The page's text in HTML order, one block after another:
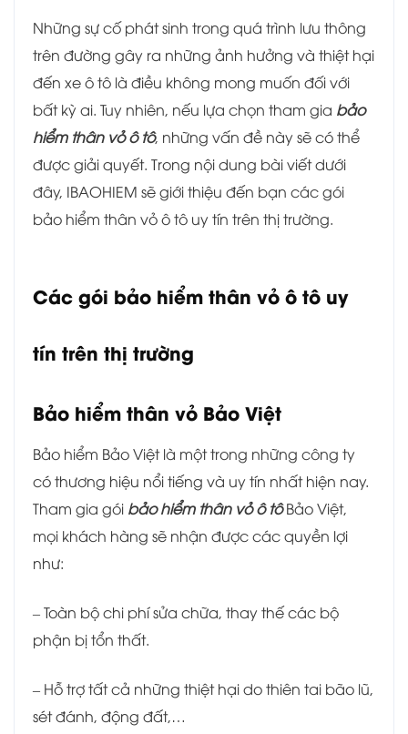
Những sự cố phát sinh trong quá trình lưu thông
trên đường gây ra những ảnh hưởng và thiệt hại
đến xe ô tô là điều không mong muốn đối với
bất kỳ ai. Tuy nhiên, nếu lựa chọn tham gia bảo
hiểm thân vỏ ô tô, những vấn đề này sẽ có thể
được giải quyết. Trong nội dung bài viết dưới
đây, IBAOHIEM sẽ giới thiệu đến bạn các gói
bảo hiểm thân vỏ ô tô uy tín trên thị trường.
Các gói bảo hiểm thân vỏ ô tô uy
tín trên thị trường
Bảo hiểm thân vỏ Bảo Việt
Bảo hiểm Bảo Việt là một trong những công ty
có thương hiệu nổi tiếng và uy tín nhất hiện nay.
Tham gia gói bảo hiểm thân vỏ ô tôBảo Việt,
mọi khách hàng sẽ nhận được các quyền lợi
như:
– Toàn bộ chi phí sửa chữa, thay thế các bộ
phận bị tổn thất.
– Hỗ trợ tất cả những thiệt hại do thiên tai bão lũ,
sét đánh, động đất,…